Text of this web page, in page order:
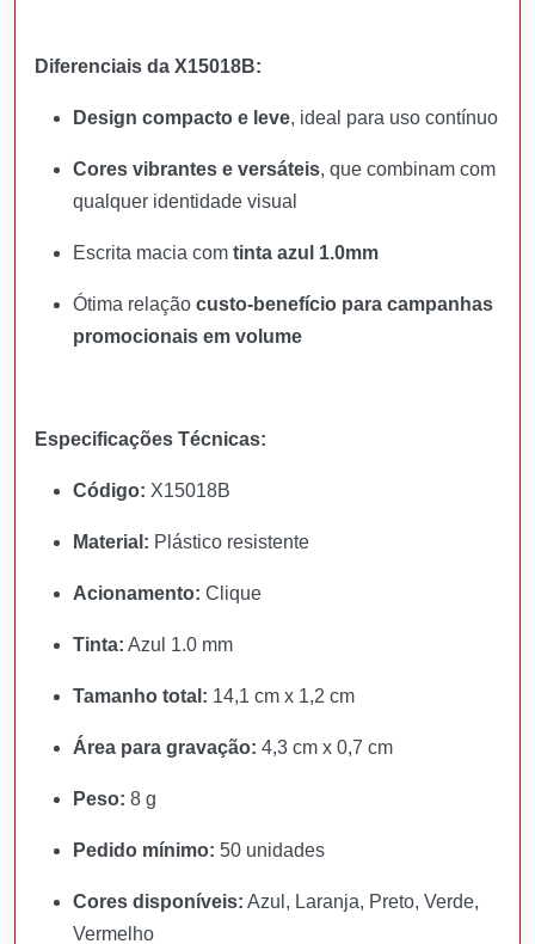
Diferenciais da X15018B:
Design compacto e leve, ideal para uso contínuo
Cores vibrantes e versáteis, que combinam com
qualquer identidade visual
Escrita macia com tinta azul 1.0mm
Ótima relação custo-benefício para campanhas
promocionais em volume
Especificações Técnicas:
Código: X15018B
Material: Plástico resistente
Acionamento: Clique
Tinta: Azul 1.0 mm
Tamanho total: 14,1 cm x 1,2 cm
Área para gravação: 4,3 cm x 0,7 cm
Peso: 8 g
Pedido mínimo: 50 unidades
Cores disponíveis: Azul, Laranja, Preto, Verde,
Vermelho